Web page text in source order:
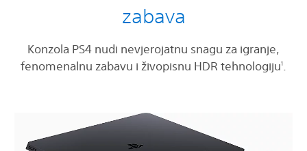
zabava
Konzola PS4 nudi nevjerojatnu snagu za igranje,
fenomenalnu zabavu i živopisnu HDR tehnologiju1.